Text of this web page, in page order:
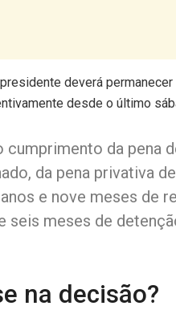
deverá
desde o último
cumprimento da pena
da pena privativa
e nove meses de
seis meses de
na decisão?